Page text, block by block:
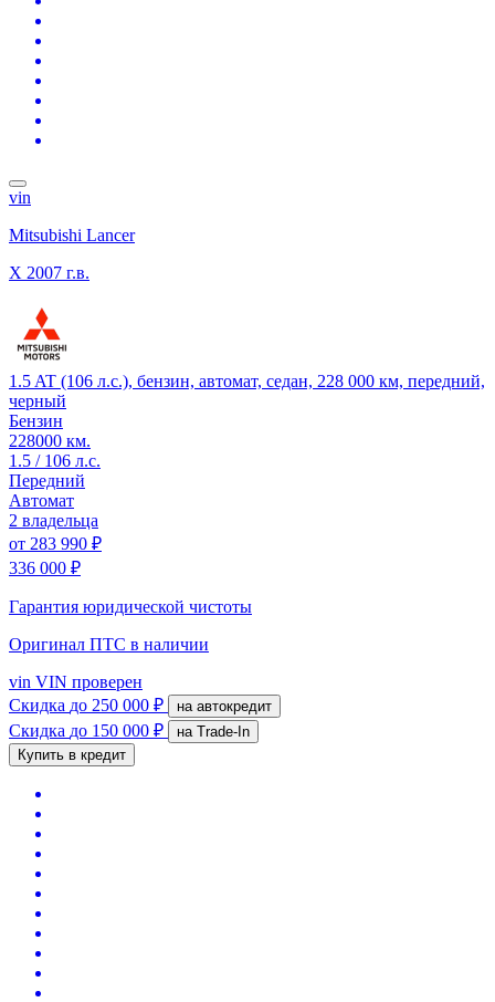
vin
Mitsubishi Lancer
X 2007 г.в.
1.5 AT (106 л.с.), бензин, автомат, седан, 228 000 км, передний,
черный
Бензин
228000 км.
1.5 / 106 л.с.
Передний
Автомат
2 владельца
от 283 990 ₽
336 000 ₽
Гарантия юридической чистоты
Оригинал ПТС в наличии
vin VIN проверен
Скидка до 250 000 ₽ на автокредит
Скидка до 150 000 ₽
на Trade-In
Купить в кредит